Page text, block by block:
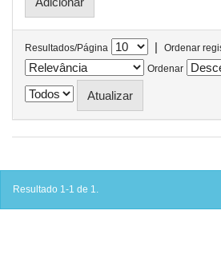
Resultados/Página |
Ordenar
Ordenar
Resultado 1-1 de 1.